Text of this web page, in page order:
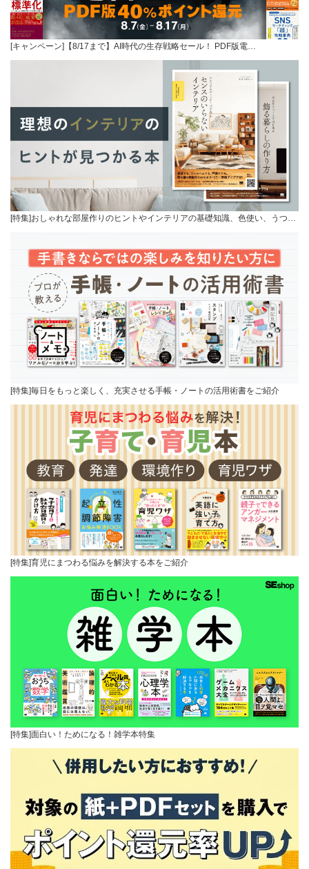
[キャンペーン]【8/17まで】AI時代の生存戦略セール！ PDF版電…
[特集]おしゃれな部屋作りのヒントやインテリアの基礎知識、色使い、うつ…
[特集]毎日をもっと楽しく、充実させる手帳・ノートの活用術書をご紹介
[特集]育児にまつわる悩みを解決する本をご紹介
[特集]面白い！ためになる！雑学本特集